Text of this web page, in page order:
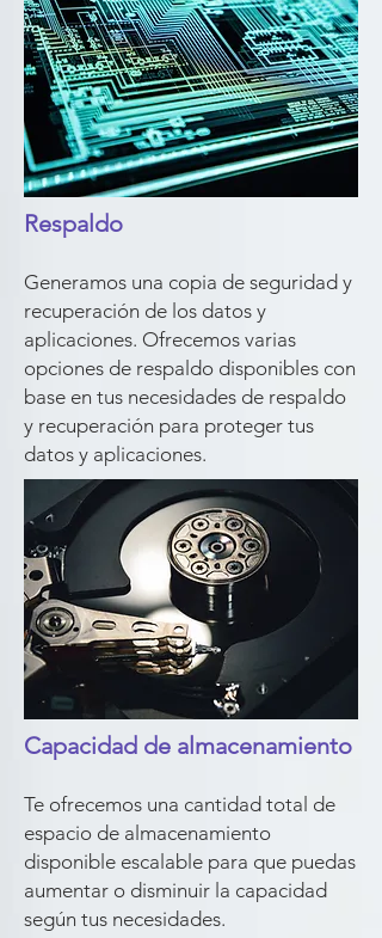
Respaldo
Generamos una copia de seguridad y
recuperación de los datos y
aplicaciones. Ofrecemos varias
opciones de respaldo disponibles con
base en tus necesidades de respaldo
y recuperación para proteger tus
datos y aplicaciones.
Capacidad de almacenamiento
Te ofrecemos una cantidad total de
espacio de almacenamiento
disponible escalable para que puedas
aumentar o disminuir la capacidad
según tus necesidades.